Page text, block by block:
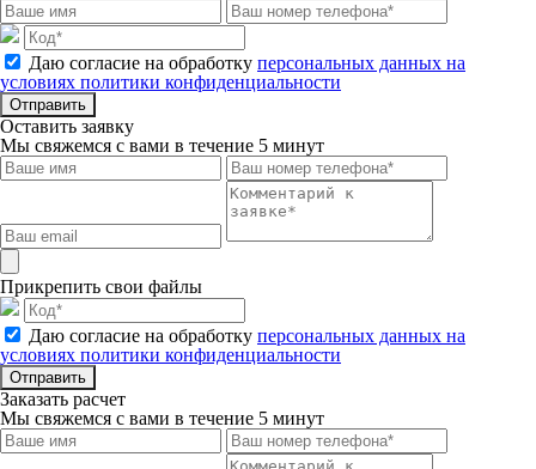
Даю согласие на обработку персональных данных на
условиях политики конфиденциальности
Отправить
Оставить заявку
Мы свяжемся с вами в течение 5 минут
Прикрепить свои файлы
Даю согласие на обработку персональных данных на
условиях политики конфиденциальности
Отправить
Заказать расчет
Мы свяжемся с вами в течение 5 минут